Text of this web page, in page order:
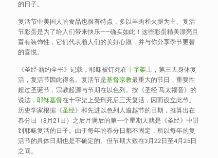
的日子。
复活节中美国人的食品也很有特点，多以羊肉和火腿为主。复活
节彩蛋是为了给人们带来快乐——确实如此！这些彩蛋精美漂亮且
富有装饰性，它们代表着人们的美好心愿，并与你分享季节更替
的喜悦。
《圣经·新约全书》记载，耶稣被钉死在十字架上，第三天身体复
活，复活节因此得名。复活节是基督宗教最重大的节日，重要性
超过圣诞节，宗教起源与节期在以色列。按《圣经·马太福音》的
说法， 耶稣基督在十字架上受刑死后三天复活，因而设立此节。
历史学家根据《圣经》和先进以色列人逾越节的日期，推算出在
春分日（3月21日）之后月满后的第一个星期天就是《圣经》中讲
到耶稣复活的日子。由于每年的春分日都不固定，所以每年的复
活节的具体日期也是不确定的。但节期大致在3月22日至4月25日
之间。